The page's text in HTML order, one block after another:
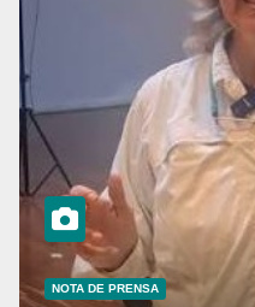
NOTA DE PRENSA